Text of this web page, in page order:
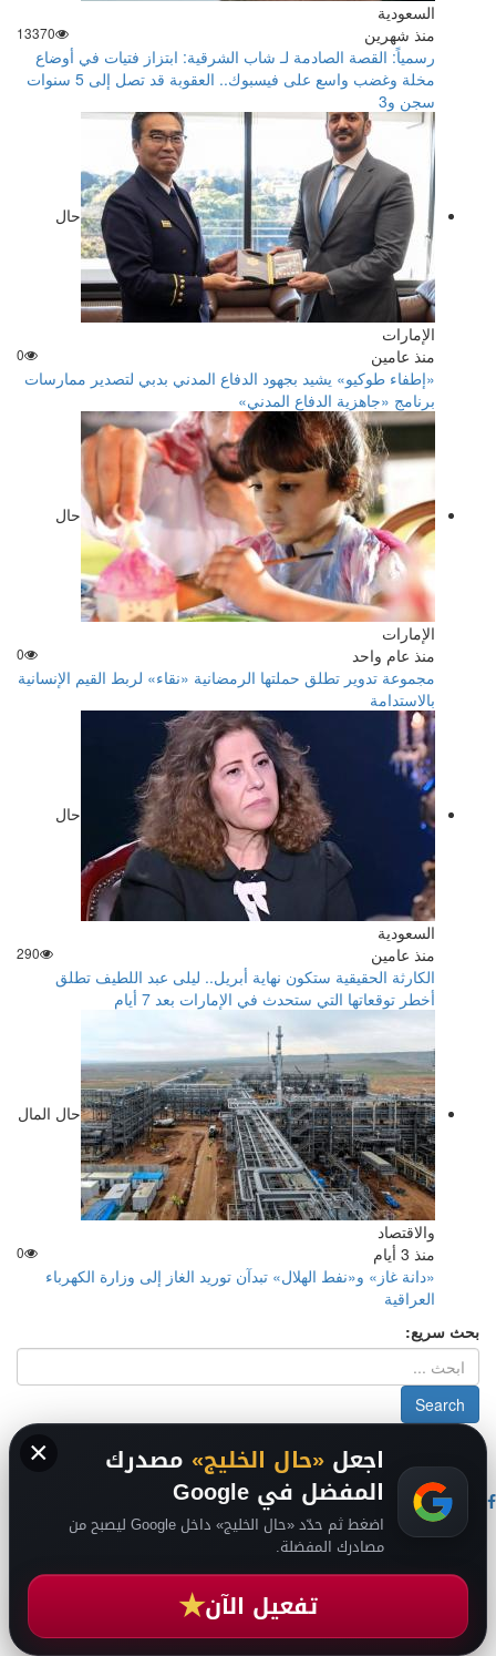
السعودية
منذ شهرين
13370
رسمياً: القصة الصادمة لـ شاب الشرقية: ابتزاز فتيات في أوضاع
مخلة وغضب واسع على فيسبوك.. العقوبة قد تصل إلى 5 سنوات
سجن و3
حال
الإمارات
منذ عامين
0
«إطفاء طوكيو» يشيد بجهود الدفاع المدني بدبي لتصدير ممارسات
برنامج «جاهزية الدفاع المدني»
حال
الإمارات
منذ عام واحد
0
مجموعة تدوير تطلق حملتها الرمضانية «نقاء» لربط القيم الإنسانية
بالاستدامة
حال
السعودية
منذ عامين
290
الكارثة الحقيقية ستكون نهاية أبريل.. ليلى عبد اللطيف تطلق
أخطر توقعاتها التي ستحدث في الإمارات بعد 7 أيام
حال المال
والاقتصاد
منذ 3 أيام
0
«دانة غاز» و«نفط الهلال» تبدآن توريد الغاز إلى وزارة الكهرباء
العراقية
بحث سريع:
2026
حال السعودية
حال الإمارات
× اجعل «حال الخليج» مصدرك
المفضل في Google
اضغط ثم حدّد «حال الخليج» داخل Google ليصبح من
مصادرك المفضلة.
تفعيل الآن★